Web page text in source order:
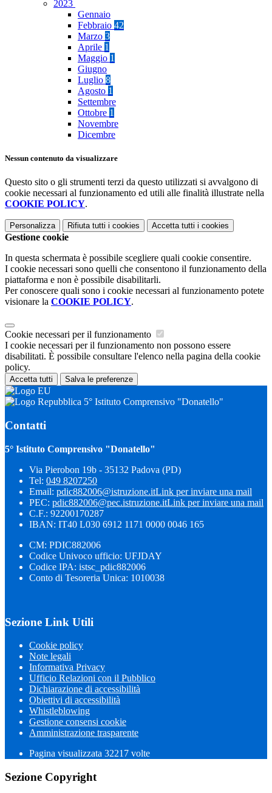
2023
Gennaio
Febbraio 42
Marzo 3
Aprile 1
Maggio 1
Giugno
Luglio 8
Agosto 1
Settembre
Ottobre 1
Novembre
Dicembre
Nessun contenuto da visualizzare
Questo sito o gli strumenti terzi da questo utilizzati si avvalgono di
cookie necessari al funzionamento ed utili alle finalità illustrate nella
COOKIE POLICY.
Personalizza Rifiuta tutti i cookies Accetta tutti i cookies
Gestione cookie
In questa schermata è possibile scegliere quali cookie consentire.
I cookie necessari sono quelli che consentono il funzionamento della
piattaforma e non è possibile disabilitarli.
Per conoscere quali sono i cookie necessari al funzionamento potete
visionare la COOKIE POLICY.
Cookie necessari per il funzionamento
I cookie necessari per il funzionamento non possono essere
disabilitati. È possibile consultare l'elenco nella pagina della cookie
policy.
Accetta tutti Salva le preferenze
5° Istituto Comprensivo "Donatello"
Contatti
5° Istituto Comprensivo "Donatello"
Via Pierobon 19b - 35132 Padova (PD)
Tel: 049 8207250
Email: pdic882006@istruzione.itLink per inviare una mail
PEC: pdic882006@pec.istruzione.itLink per inviare una mail
C.F.: 92200170287
IBAN: IT40 L030 6912 1171 0000 0046 165
CM: PDIC882006
Codice Univoco ufficio: UFJDAY
Codice IPA: istsc_pdic882006
Conto di Tesoreria Unica: 1010038
Sezione Link Utili
Cookie policy
Note legali
Informativa Privacy
Ufficio Relazioni con il Pubblico
Dichiarazione di accessibilità
Obiettivi di accessibilità
Whistleblowing
Gestione consensi cookie
Amministrazione trasparente
Pagina visualizzata 32217 volte
Sezione Copyright